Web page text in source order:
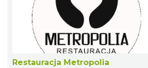
Restauracja Metropolia